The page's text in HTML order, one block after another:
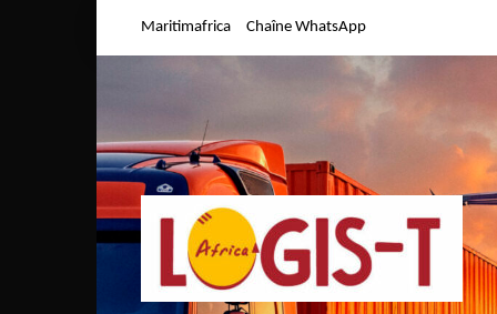
Maritimafrica Chaîne WhatsApp